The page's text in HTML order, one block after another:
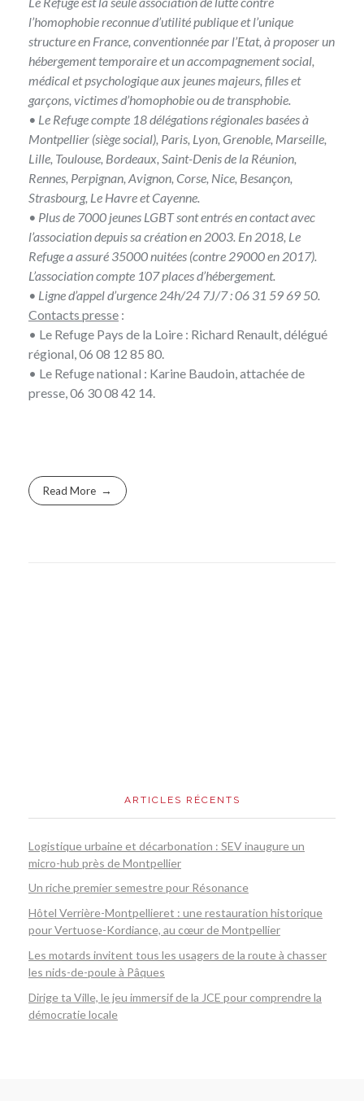
l’homophobie reconnue d’utilité publique et l’unique
structure en France, conventionnée par l’Etat, à proposer un
hébergement temporaire et un accompagnement social,
médical et psychologique aux jeunes majeurs, filles et
garçons, victimes d’homophobie ou de transphobie.
• Le Refuge compte 18 délégations régionales basées à
Montpellier (siège social), Paris, Lyon, Grenoble, Marseille,
Lille, Toulouse, Bordeaux, Saint-Denis de la Réunion,
Rennes, Perpignan, Avignon, Corse, Nice, Besançon,
Strasbourg, Le Havre et Cayenne.
• Plus de 7000 jeunes LGBT sont entrés en contact avec
l’association depuis sa création en 2003. En 2018, Le
Refuge a assuré 35000 nuitées (contre 29000 en 2017).
L’association compte 107 places d’hébergement.
• Ligne d’appel d’urgence 24h/24 7J/7 : 06 31 59 69 50.
Contacts presse :
• Le Refuge Pays de la Loire : Richard Renault, délégué
régional, 06 08 12 85 80.
• Le Refuge national : Karine Baudoin, attachée de
presse, 06 30 08 42 14.
Read More
ARTICLES RÉCENTS
Logistique urbaine et décarbonation : SEV inaugure un
micro-hub près de Montpellier
Un riche premier semestre pour Résonance
Hôtel Verrière-Montpellieret : une restauration historique
pour Vertuose-Kordiance, au cœur de Montpellier
Les motards invitent tous les usagers de la route à chasser
les nids-de-poule à Pâques
Dirige ta Ville, le jeu immersif de la JCE pour comprendre la
démocratie locale